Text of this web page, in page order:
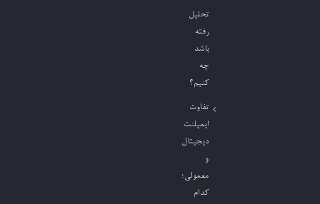
تحلیل
رفته
باشد
چه
کنیم؟
تفاوت
ایمپلنت
دیجیتال
و
معمولی؛
کدام